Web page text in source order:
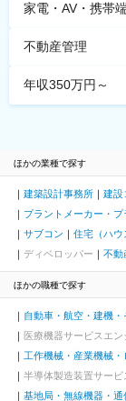
家電・AV・携帯
不動産管理
年収350万円～
ほかの業種で探す
建築設計事務所
建設
プラントメーカー・
サブコン
住宅（ハウ
ディベロッパー
不動
ほかの職種で探す
自動車・航空・建機
医療機器サービスエン
工作機械・産業機械
半導体製造装置サービ
基地局・無線機器・